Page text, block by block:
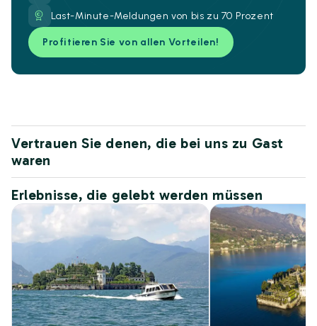
Last-Minute-Meldungen von bis zu 70 Prozent
Profitieren Sie von allen Vorteilen!
Vertrauen Sie denen, die bei uns zu Gast
waren
Erlebnisse, die gelebt werden müssen